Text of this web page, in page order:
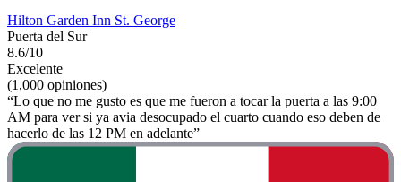
Hilton Garden Inn St. George
Puerta del Sur
8.6/10
Excelente
(1,000 opiniones)
“Lo que no me gusto es que me fueron a tocar la puerta a las 9:00
AM para ver si ya avia desocupado el cuarto cuando eso deben de
hacerlo de las 12 PM en adelante”